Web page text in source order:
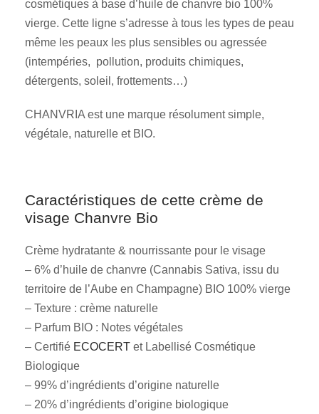
cosmétiques à base d’huile de chanvre bio 100%
vierge. Cette ligne s’adresse à tous les types de peau
même les peaux les plus sensibles ou agressée
(intempéries, pollution, produits chimiques,
détergents, soleil, frottements…)
CHANVRIA est une marque résolument simple,
végétale, naturelle et BIO.
Caractéristiques de cette crème de
visage Chanvre Bio
Crème hydratante & nourrissante pour le visage
– 6% d’huile de chanvre (Cannabis Sativa, issu du
territoire de l’Aube en Champagne) BIO 100% vierge
– Texture : crème naturelle
– Parfum BIO : Notes végétales
– Certifié ECOCERT et Labellisé Cosmétique
Biologique
– 99% d’ingrédients d’origine naturelle
– 20% d’ingrédients d’origine biologique